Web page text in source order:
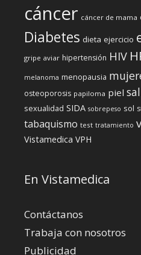
cáncer cáncer de mama
Diabetes dieta ejercicio
gripe aviar hipertensión HIV
melanoma menopausia
osteoporosis papiloma piel
sexualidad SIDA sobrepeso sol
tabaquismo test tratamiento
Vistamedica VPH
En Vistamedica
Contáctanos
Trabaja con nosotros
Publicidad